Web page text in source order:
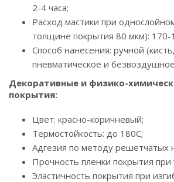
2-4 часа;
Расход мастики при
толщине покрытия 80 мкм): 170-
Способ нанесения: ручной
пневматическое и
Декоративные и физико-
покрытия:
Цвет: красно-коричневый;
Термостойкость: до 180С;
Адгезия по методу решетчатых
Прочность пленки покрытия при
Эластичность покрытия при